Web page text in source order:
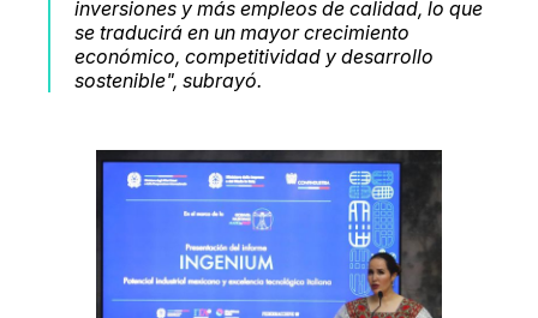
inversiones y más empleos de calidad, lo que
se traducirá en un mayor crecimiento
económico, competitividad y desarrollo
sostenible", subrayó.